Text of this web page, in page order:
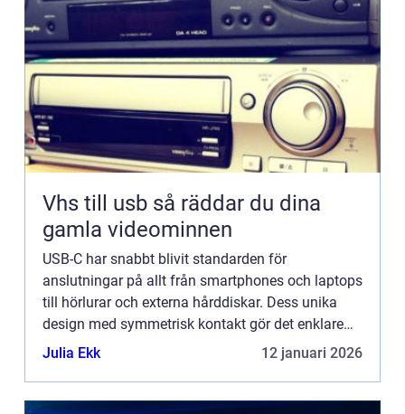
Vhs till usb så räddar du dina
gamla videominnen
USB-C har snabbt blivit standarden för
anslutningar på allt från smartphones och laptops
till hörlurar och externa hårddiskar. Dess unika
design med symmetrisk kontakt gör det enklare
att ansluta utan att tänka p...
Julia Ekk 12 januari 2026